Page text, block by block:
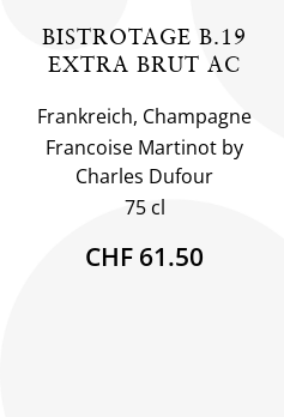
BISTROTAGE B.19
EXTRA BRUT AC
Frankreich, Champagne
Francoise Martinot by
Charles Dufour
75 cl
CHF 61.50